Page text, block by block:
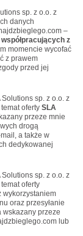
sp. z o.o. z
danych
–
z
momencie wycofać
z prawem
przed jej
sp. z o.o. z
oferty SLA
przeze mnie
drogą
a także w
dedykowanej
sp. z o.o. z
oferty
wykorzystaniem
oraz przesyłanie
przeze
lub